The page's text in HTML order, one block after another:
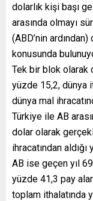
dolarlık kişi başı
arasında olmayı
(ABD’nin
konusunda
Tek bir blok olarak
yüzde 15,2, dünya
dünya mal
Türkiye ile AB
dolar olarak
ihracatından
AB ise geçen yıl
yüzde 41,3 pay
toplam ithalatında